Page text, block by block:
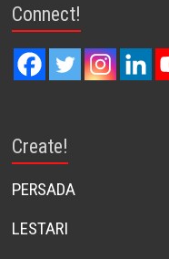
Connect!
Create!
PERSADA
LESTARI